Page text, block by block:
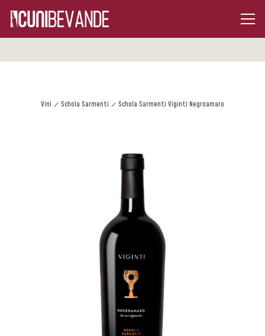
Vini Schola Sarmenti Schola Sarmenti Viginti Negroamaro